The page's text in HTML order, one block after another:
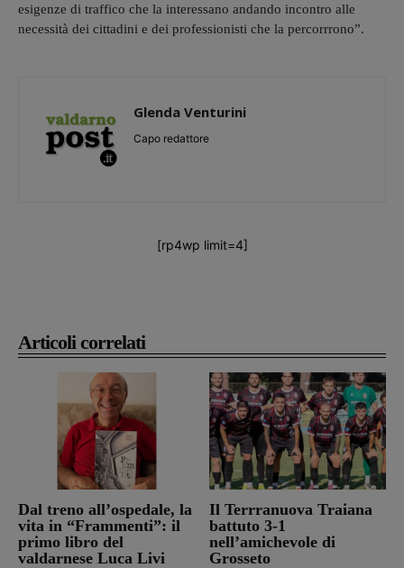
Articoli correlati
Dal treno all’ospedale, la
vita in “Frammenti”: il
primo libro del
valdarnese Luca Livi
Il Terrranuova Traiana
battuto 3-1
nell’amichevole di
Grosseto
esigenze di traffico che la interessano andando incontro alle
necessità dei cittadini e dei professionisti che la percorrrono”.
Glenda Venturini
Capo redattore
[rp4wp limit=4]